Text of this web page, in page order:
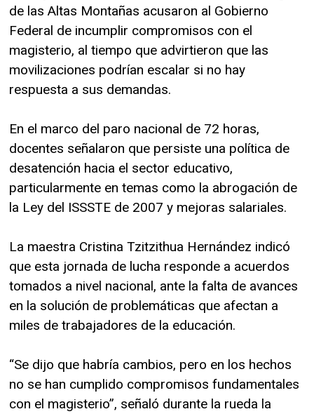
de las Altas Montañas acusaron al Gobierno
Federal de incumplir compromisos con el
magisterio, al tiempo que advirtieron que las
movilizaciones podrían escalar si no hay
respuesta a sus demandas.
En el marco del paro nacional de 72 horas,
docentes señalaron que persiste una política de
desatención hacia el sector educativo,
particularmente en temas como la abrogación de
la Ley del ISSSTE de 2007 y mejoras salariales.
La maestra Cristina Tzitzithua Hernández indicó
que esta jornada de lucha responde a acuerdos
tomados a nivel nacional, ante la falta de avances
en la solución de problemáticas que afectan a
miles de trabajadores de la educación.
“Se dijo que habría cambios, pero en los hechos
no se han cumplido compromisos fundamentales
con el magisterio”, señaló durante la rueda la